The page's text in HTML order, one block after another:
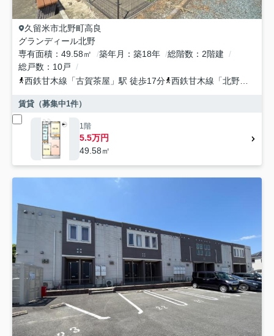
久留米市北野町高良
グランディール北野
専有面積
49.58㎡ 築年月 築18年 総階数
2階建
総戸数
10戸
西鉄甘木線 「古賀茶屋 」駅 徒歩17分 西鉄甘木線 「北野
賃貸（募集中1件）
1階
5.5万円
49.58㎡